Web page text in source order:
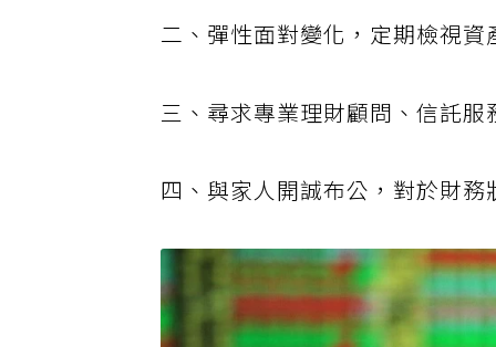
二、彈性面對變化，定期檢視
三、尋求專業理財顧問、信託
四、與家人開誠布公，對於財